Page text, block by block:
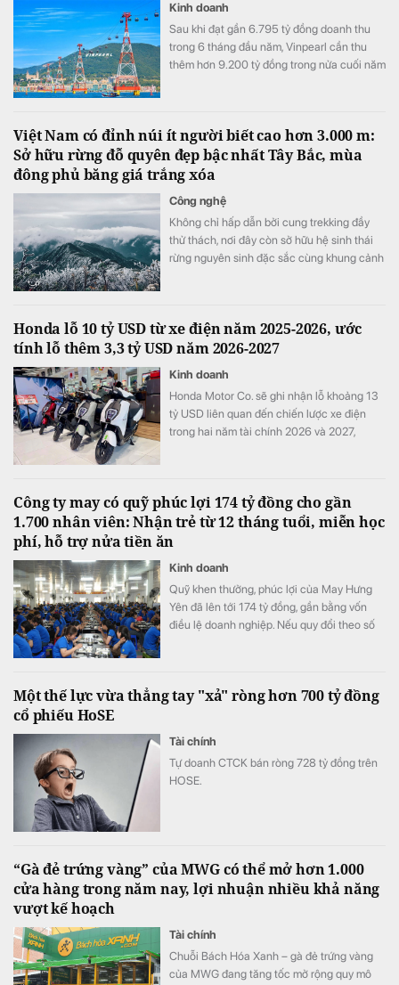
Kinh doanh
Sau khi đạt gần 6.795 tỷ đồng doanh thu
trong 6 tháng đầu năm, Vinpearl cần thu
thêm hơn 9.200 tỷ đồng trong nửa cuối năm
Việt Nam có đỉnh núi ít người biết cao hơn 3.000 m:
Sở hữu rừng đỗ quyên đẹp bậc nhất Tây Bắc, mùa
đông phủ băng giá trắng xóa
Công nghệ
Không chỉ hấp dẫn bởi cung trekking đầy
thử thách, nơi đây còn sở hữu hệ sinh thái
rừng nguyên sinh đặc sắc cùng khung cảnh
Honda lỗ 10 tỷ USD từ xe điện năm 2025-2026, ước
tính lỗ thêm 3,3 tỷ USD năm 2026-2027
Kinh doanh
Honda Motor Co. sẽ ghi nhận lỗ khoảng 13
tỷ USD liên quan đến chiến lược xe điện
trong hai năm tài chính 2026 và 2027,
Công ty may có quỹ phúc lợi 174 tỷ đồng cho gần
1.700 nhân viên: Nhận trẻ từ 12 tháng tuổi, miễn học
phí, hỗ trợ nửa tiền ăn
Kinh doanh
Quỹ khen thưởng, phúc lợi của May Hưng
Yên đã lên tới 174 tỷ đồng, gần bằng vốn
điều lệ doanh nghiệp. Nếu quy đổi theo số
Một thế lực vừa thẳng tay "xả" ròng hơn 700 tỷ đồng
cổ phiếu HoSE
Tài chính
Tự doanh CTCK bán ròng 728 tỷ đồng trên
HOSE.
“Gà đẻ trứng vàng” của MWG có thể mở hơn 1.000
cửa hàng trong năm nay, lợi nhuận nhiều khả năng
vượt kế hoạch
Tài chính
Chuỗi Bách Hóa Xanh – gà đẻ trứng vàng
của MWG đang tăng tốc mở rộng quy mô